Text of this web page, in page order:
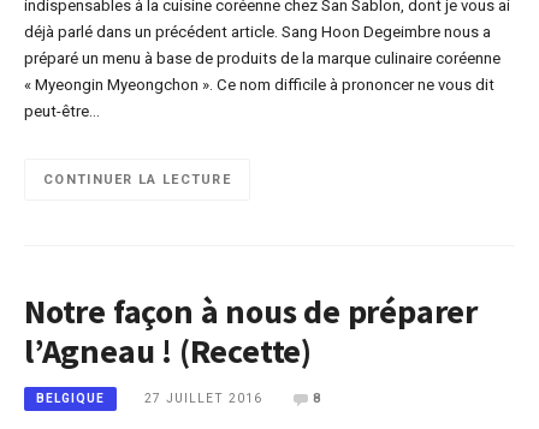
indispensables à la cuisine coréenne chez San Sablon, dont je vous ai
déjà parlé dans un précédent article. Sang Hoon Degeimbre nous a
préparé un menu à base de produits de la marque culinaire coréenne
« Myeongin Myeongchon ». Ce nom difficile à prononcer ne vous dit
peut-être…
CONTINUER LA LECTURE
Notre façon à nous de préparer
l’Agneau ! (Recette)
BELGIQUE 27 JUILLET 2016 8